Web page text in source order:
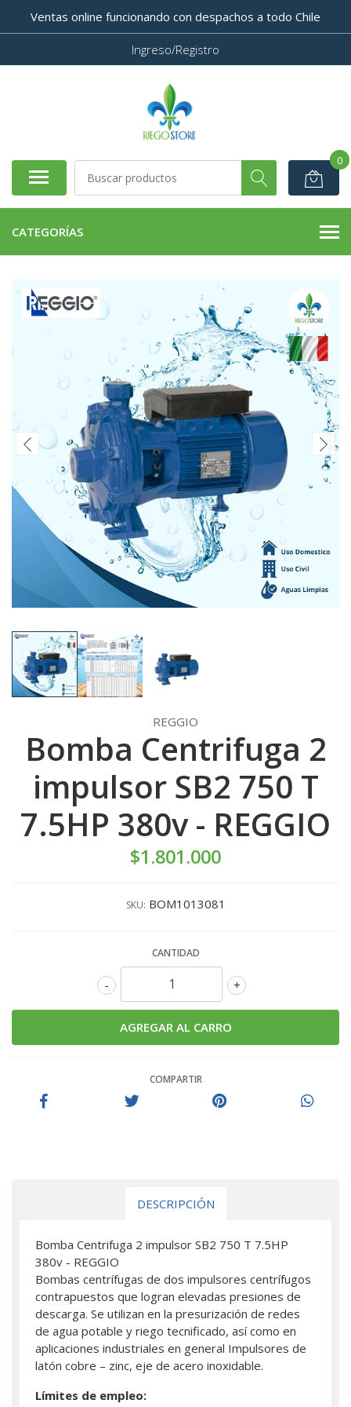
Ventas online funcionando con despachos a todo Chile
Ingreso/Registro
0
CATEGORÍAS
REGGIO
Bomba Centrifuga 2
impulsor SB2 750 T
7.5HP 380v - REGGIO
$1.801.000
SKU: BOM1013081
CANTIDAD
+
-
COMPARTIR
DESCRIPCIÓN
Bomba Centrifuga 2 impulsor SB2 750 T 7.5HP
380v - REGGIO
Bombas centrífugas de dos impulsores centrífugos
contrapuestos que logran elevadas presiones de
descarga. Se utilizan en la presurización de redes
de agua potable y riego tecnificado, así como en
aplicaciones industriales en general Impulsores de
latón cobre – zinc, eje de acero inoxidable.
Límites de empleo: